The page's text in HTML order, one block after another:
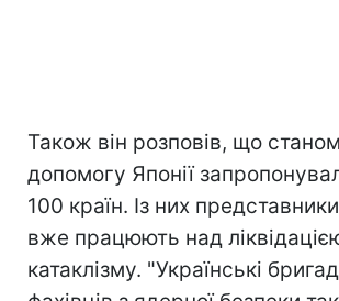
Також він розповів, що
допомогу Японії
100 країн. Із них
вже працюють над
катаклізму. "Українські